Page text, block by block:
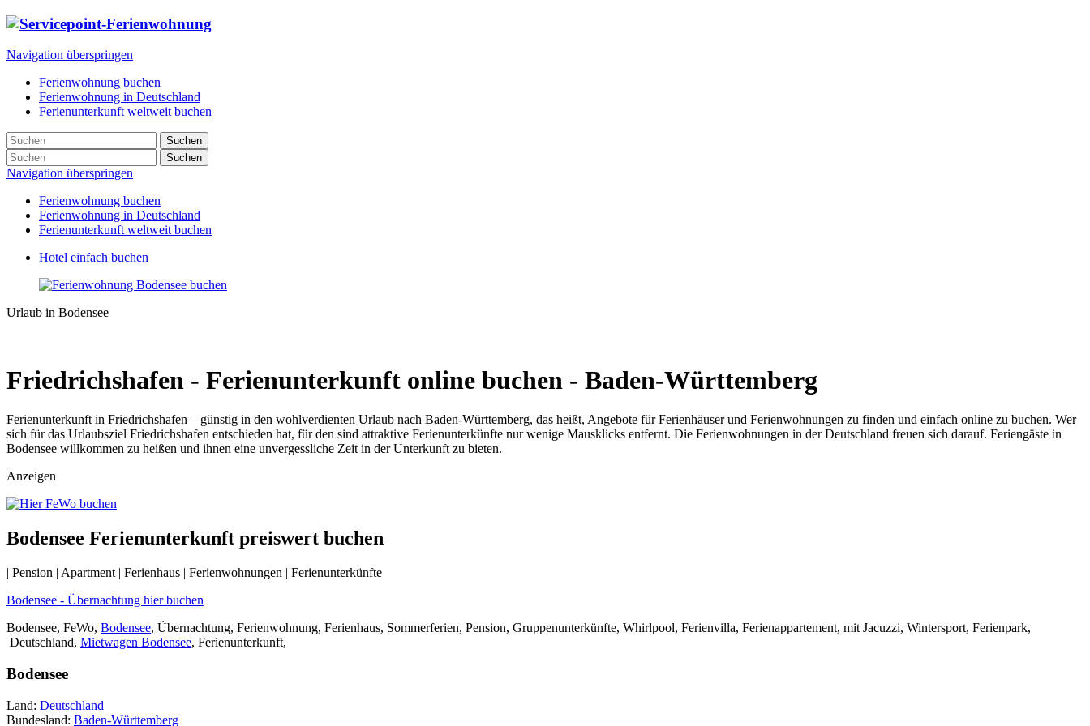
Navigation überspringen
Ferienwohnung buchen
Ferienwohnung in Deutschland
Ferienunterkunft weltweit buchen
Suchen
Suchen
Navigation überspringen
Ferienwohnung buchen
Ferienwohnung in Deutschland
Ferienunterkunft weltweit buchen
Hotel einfach buchen
Urlaub in Bodensee
Friedrichshafen - Ferienunterkunft online buchen - Baden-Württemberg
Ferienunterkunft in Friedrichshafen – günstig in den wohlverdienten Urlaub nach Baden-Württemberg, das heißt, Angebote für Ferienhäuser und Ferienwohnungen zu finden und einfach online zu buchen. Wer
sich für das Urlaubsziel Friedrichshafen entschieden hat, für den sind attraktive Ferienunterkünfte nur wenige Mausklicks entfernt. Die Ferienwohnungen in der Deutschland freuen sich darauf. Feriengäste in
Bodensee willkommen zu heißen und ihnen eine unvergessliche Zeit in der Unterkunft zu bieten.
Anzeigen
Bodensee Ferienunterkunft preiswert buchen
| Pension | Apartment | Ferienhaus | Ferienwohnungen | Ferienunterkünfte
Bodensee - Übernachtung hier buchen
Bodensee, FeWo, Bodensee, Übernachtung, Ferienwohnung, Ferienhaus, Sommerferien, Pension, Gruppenunterkünfte, Whirlpool, Ferienvilla, Ferienappartement, mit Jacuzzi, Wintersport, Ferienpark,
Deutschland, Mietwagen Bodensee, Ferienunterkunft,
Bodensee
Land: Deutschland
Bundesland: Baden-Württemberg